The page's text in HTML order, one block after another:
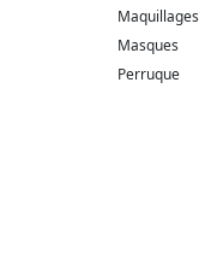
Maquillages
Masques
Perruque